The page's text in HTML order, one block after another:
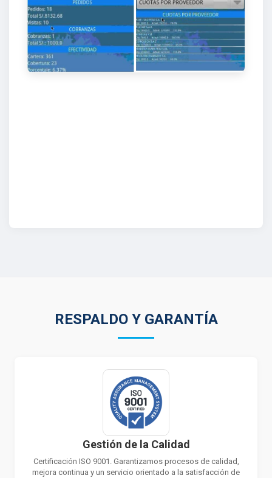
RESPALDO Y GARANTÍA
Gestión de la Calidad
Certificación ISO 9001. Garantizamos procesos de calidad,
mejora continua y un servicio orientado a la satisfacción de